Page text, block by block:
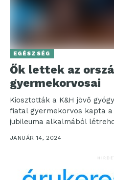
EGÉSZSÉG
Ők lettek az
gyermekorvosai
Kiosztották a K&H jövő
fiatal gyermekorvos kapta a
jubileuma alkalmából
díjat....
JANUÁR 14, 2024